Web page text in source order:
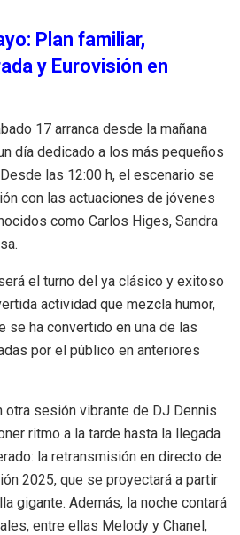
Plan familiar,
y Eurovisión en
17 arranca desde la mañana
día dedicado a los más pequeños
las 12:00 h, el escenario se
con las actuaciones de jóvenes
como Carlos Higes, Sandra
el turno del ya clásico y exitoso
actividad que mezcla humor,
se ha convertido en una de las
por el público en anteriores
otra sesión vibrante de DJ Dennis
ritmo a la tarde hasta la llegada
la retransmisión en directo de
2025, que se proyectará a partir
gigante. Además, la noche contará
entre ellas Melody y Chanel,